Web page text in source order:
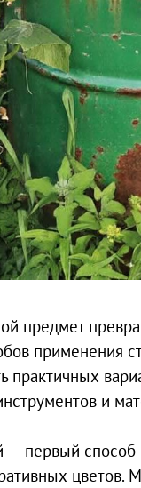
предмет
применения
практичных
и
— первый
цветов.